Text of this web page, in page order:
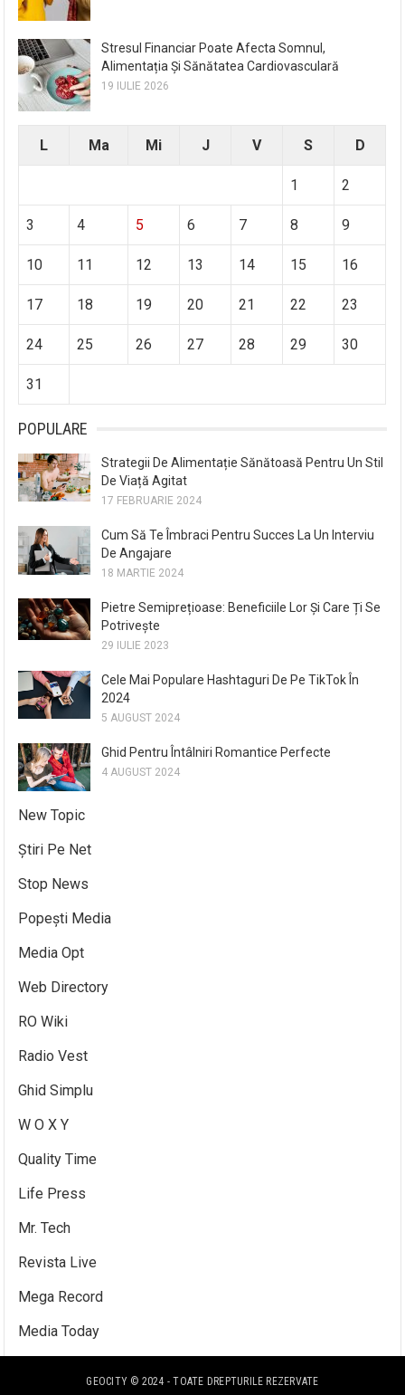
Stresul Financiar Poate Afecta Somnul,
Alimentația Și Sănătatea Cardiovasculară
19 IULIE 2026
L Ma Mi J V S D
1 2
3 4 5 6 7 8 9
10 11 12 13 14 15 16
17 18 19 20 21 22 23
24 25 26 27 28 29 30
31
POPULARE
Strategii De Alimentație Sănătoasă Pentru Un Stil
De Viață Agitat
17 FEBRUARIE 2024
Cum Să Te Îmbraci Pentru Succes La Un Interviu
De Angajare
18 MARTIE 2024
Pietre Semiprețioase: Beneficiile Lor Și Care Ți Se
Potrivește
29 IULIE 2023
Cele Mai Populare Hashtaguri De Pe TikTok În
2024
5 AUGUST 2024
Ghid Pentru Întâlniri Romantice Perfecte
4 AUGUST 2024
New Topic
Știri Pe Net
Stop News
Popești Media
Media Opt
Web Directory
RO Wiki
Radio Vest
Ghid Simplu
W O X Y
Quality Time
Life Press
Mr. Tech
Revista Live
Mega Record
Media Today
GEOCITY © 2024 - TOATE DREPTURILE REZERVATE